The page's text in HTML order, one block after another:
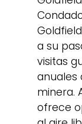
a su
visitas
anuales
minera.
ofrece